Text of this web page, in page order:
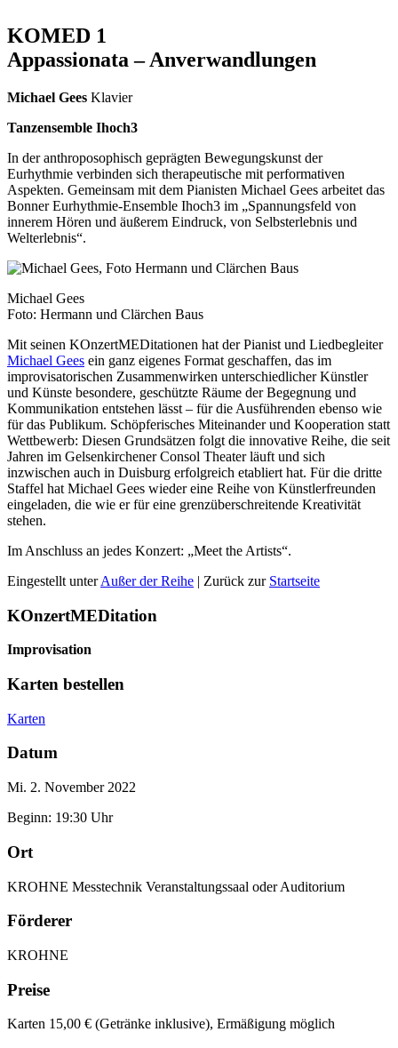
KOMED 1
Appassionata – Anverwandlungen
Michael Gees Klavier
Tanzensemble Ihoch3
In der anthroposophisch geprägten Bewegungskunst der
Eurhythmie verbinden sich therapeutische mit performativen
Aspekten. Gemeinsam mit dem Pianisten Michael Gees arbeitet das
Bonner Eurhythmie-Ensemble Ihoch3 im „Spannungsfeld von
innerem Hören und äußerem Eindruck, von Selbst­erlebnis und
Welterlebnis“.
Michael Gees
Foto: Hermann und Clärchen Baus
Mit seinen KOnzertMEDitationen hat der Pianist und Liedbegleiter
Michael Gees ein ganz eigenes Format geschaffen, das im
improvisatorischen Zusammen­wirken unterschiedlicher Künstler
und Künste besondere, geschützte Räume der Begegnung und
Kommunikation entstehen lässt – für die Ausführenden ebenso wie
für das Publikum. Schöpfe­risches Mit­einander und Kooperation statt
Wett­bewerb: Diesen Grundsätzen folgt die innovative Reihe, die seit
Jahren im Gelsen­kirchener Consol Theater läuft und sich
inzwischen auch in Duisburg erfolgreich eta­bliert hat. Für die dritte
Staffel hat Michael Gees wieder eine Reihe von Künstler­freunden
eingeladen, die wie er für eine grenzüberschreitende Kreativität
stehen.
Im Anschluss an jedes Konzert: „Meet the Artists“.
Eingestellt unterAußer der Reihe | Zurück zur Startseite
KOnzertMEDitation
Improvisation
Karten bestellen
Karten
Datum
Mi. 2. November 2022
Beginn: 19:30 Uhr
Ort
KROHNE Messtechnik Veranstaltungssaal oder Auditorium
Förderer
KROHNE
Preise
Karten 15,00 € (Getränke inklusive), Ermäßigung möglich